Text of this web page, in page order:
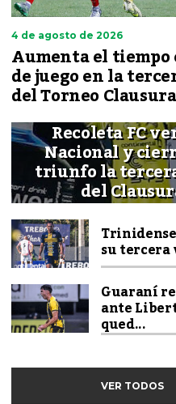
4 de agosto de 2026
Aumenta el
de juego en la
del Torneo Clausura
Recoleta FC
Nacional y
triunfo la
del
su
Guaraní
ante
qued...
VER TODOS